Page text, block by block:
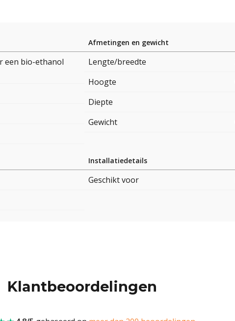
een bio-ethanol
Afmetingen en gewicht
Lengte/breedte
Hoogte
Diepte
Gewicht
Installatiedetails
Geschikt voor
Klantbeoordelingen